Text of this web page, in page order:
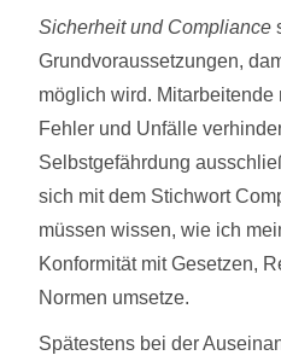
Sicherheit und Compliance
Grundvoraussetzungen,
möglich wird.
Fehler und Unfälle
Selbstgefährdung
sich mit dem Stichwort
müssen wissen, wie ich
Konformität mit Gesetzen,
Normen umsetze.
Spätestens bei der